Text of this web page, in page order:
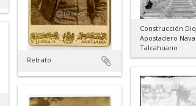
Retrato
Construcción
Apostadero Naval
Talcahuano